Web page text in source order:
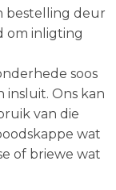
bestelling deur
om inligting
soos
Ons kan
van die
wat
of briewe wat